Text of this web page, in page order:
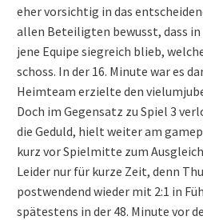
eher vorsichtig in das
allen Beteiligten bewusst, dass
jene Equipe siegreich blieb,
schoss. In der 16. Minute war es
Heimteam erzielte den
Doch im Gegensatz zu Spiel 3
die Geduld, hielt weiter am
kurz vor Spielmitte zum
Leider nur für kurze Zeit, denn
postwendend wieder mit 2:1 in
spätestens in der 48. Minute vor